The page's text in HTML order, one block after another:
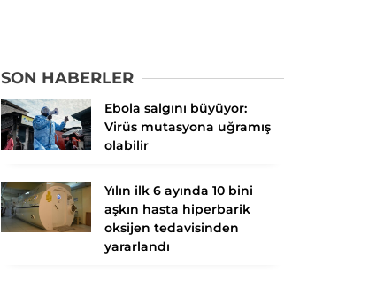
SON HABERLER
Ebola salgını büyüyor:
Virüs mutasyona uğramış
olabilir
Yılın ilk 6 ayında 10 bini
aşkın hasta hiperbarik
oksijen tedavisinden
yararlandı